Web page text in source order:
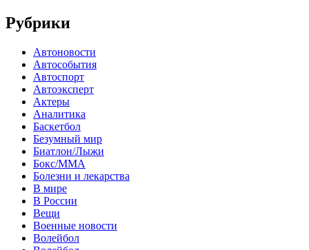
Рубрики
Автоновости
Автособытия
Автоспорт
Автоэксперт
Актеры
Аналитика
Баскетбол
Безумный мир
Биатлон/Лыжи
Бокс/MMA
Болезни и лекарства
В мире
В России
Вещи
Военные новости
Волейбол